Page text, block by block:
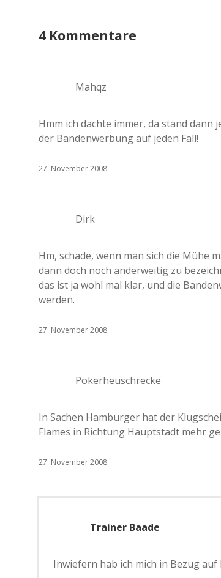
4 Kommentare
Mahqz
Hmm ich dachte immer, da ständ dann
der Bandenwerbung auf jeden Fall!
27. November 2008
Dirk
Hm, schade, wenn man sich die Mühe
dann doch noch anderweitig zu
das ist ja wohl mal klar, und die
werden.
27. November 2008
Pokerheuschrecke
In Sachen Hamburger hat der
Flames in Richtung Hauptstadt mehr
27. November 2008
Trainer Baade
Inwiefern hab ich mich in Bezug